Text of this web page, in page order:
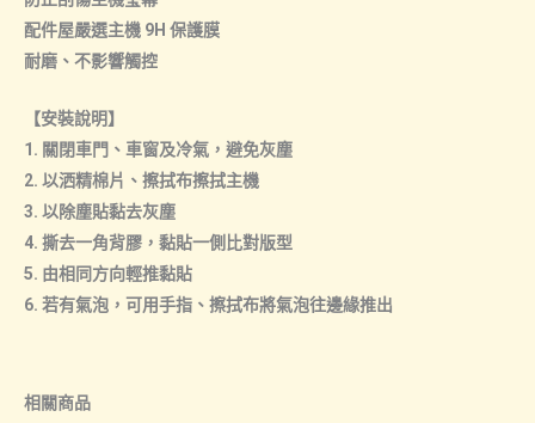
空
調
數
量
配件屋嚴選主機 9H 保護膜
耐磨、不影響觸控
【安裝說明】
1. 關閉車門、車窗及冷氣，避免灰塵
2. 以洒精棉片、擦拭布擦拭主機
3. 以除塵貼黏去灰塵
4. 撕去一角背膠，黏貼一側比對版型
5. 由相同方向輕推黏貼
6. 若有氣泡，可用手指、擦拭布將氣泡往邊緣推出
相關商品